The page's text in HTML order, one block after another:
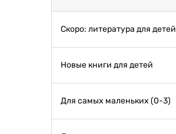
Скоро: литература для детей
Новые книги для детей
Для самых маленьких (0-3)